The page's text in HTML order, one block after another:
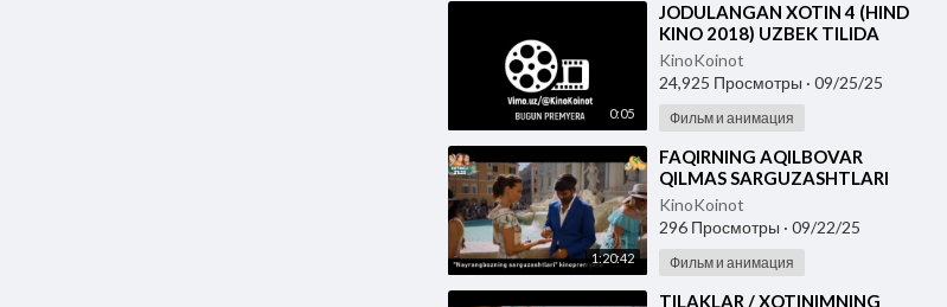
0:05
⁣JODULANGAN XOTIN 4 (HIND
KINO 2018) UZBEK TILIDA
KinoKoinot
24,925 Просмотры · 09/25/25
Фильм и анимация
1:20:42
⁣FAQIRNING AQILBOVAR
QILMAS SARGUZASHTLARI
(HIND KINO 2018) UZBEK
TILIDA
KinoKoinot
296 Просмотры · 09/22/25
Фильм и анимация
⁣TILAKLAR / XOTINIMNING